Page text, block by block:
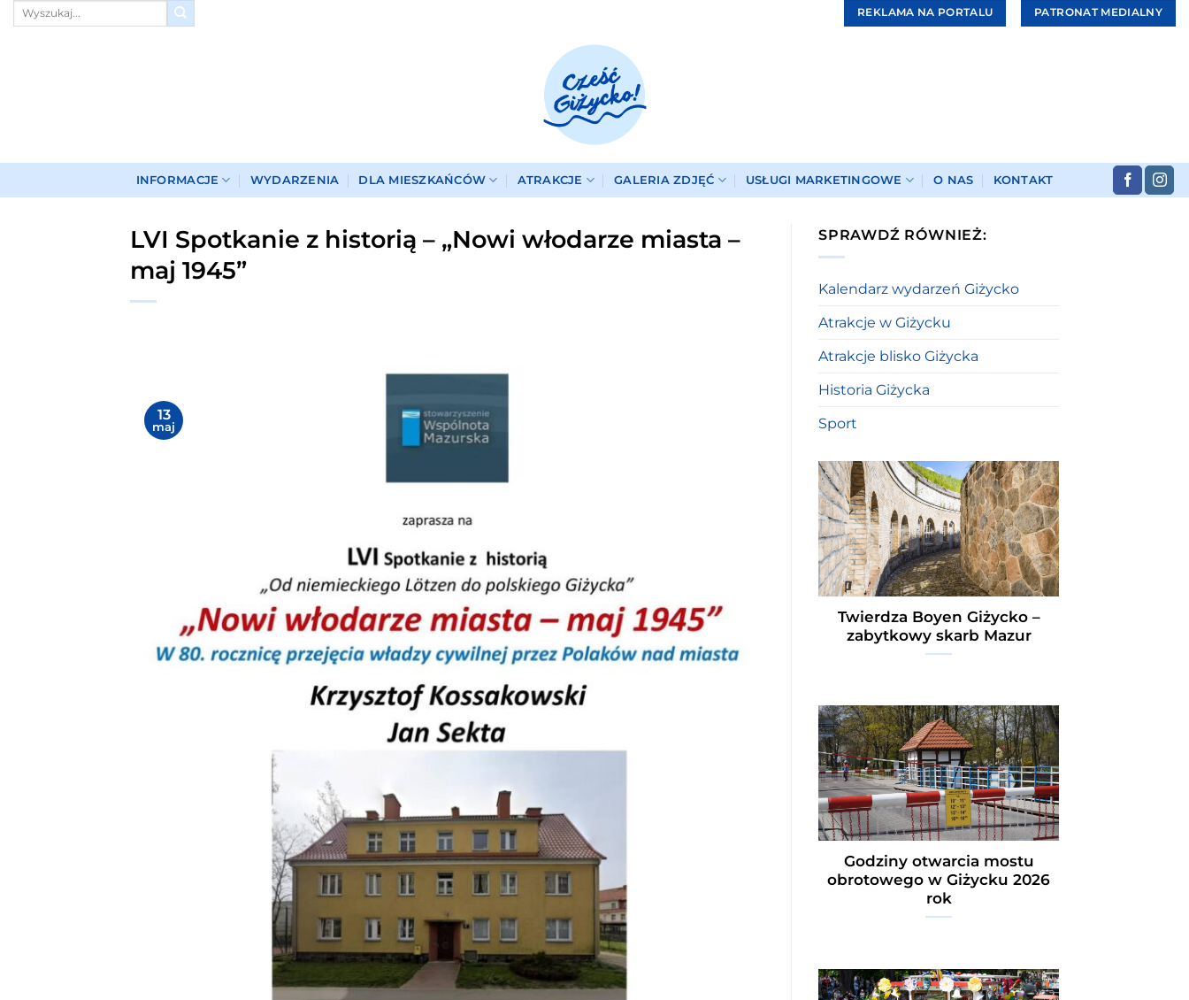
Przewiń
REKLAMA NA PORTALU PATRONAT MEDIALNY
INFORMACJE WYDARZENIA DLA MIESZKAŃCÓW ATRAKCJE GALERIA ZDJĘĆ USŁUGI MARKETINGOWE O NAS KONTAKT
LVI Spotkanie z historią – „Nowi włodarze miasta –
maj 1945”
13
maj
SPRAWDŹ RÓWNIEŻ:
Kalendarz wydarzeń Giżycko
Atrakcje w Giżycku
Atrakcje blisko Giżycka
Historia Giżycka
Sport
Twierdza Boyen Giżycko –
zabytkowy skarb Mazur
Godziny otwarcia mostu
obrotowego w Giżycku 2026
rok